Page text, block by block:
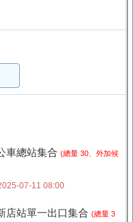
車總站集合 (總量 30、外加候
07-11 08:00
店站單一出口集合 (總量 3